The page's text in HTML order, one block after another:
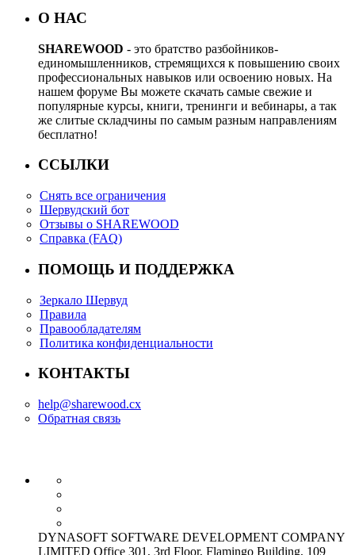
О НАС
SHAREWOOD - это братство разбойников-
единомышленников, стремящихся к повышению своих
профессиональных навыков или освоению новых. На
нашем форуме Вы можете скачать самые свежие и
популярные курсы, книги, тренинги и вебинары, а так
же слитые складчины по самым разным направлениям
бесплатно!
ССЫЛКИ
Снять все ограничения
Шервудский бот
Отзывы о SHAREWOOD
Справка (FAQ)
ПОМОЩЬ И ПОДДЕРЖКА
Зеркало Шервуд
Правила
Правообладателям
Политика конфиденциальности
КОНТАКТЫ
help@sharewood.cx
Обратная связь
DYNASOFT SOFTWARE DEVELOPMENT COMPANY
LIMITED Office 301, 3rd Floor, Flamingo Building, 109